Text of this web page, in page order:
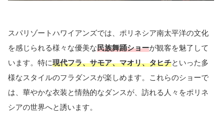
スパリゾートハワイアンズでは、ポリネシア南太平洋の文化
を感じられる様々な優美な民族舞踊ショーが観客を魅了して
います。特に現代フラ、サモア、マオリ、タヒチといった多
様なスタイルのフラダンスが楽しめます。これらのショーで
は、華やかな衣装と情熱的なダンスが、訪れる人々をポリネ
シアの世界へと誘います。